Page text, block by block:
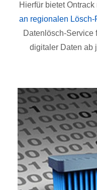
Hierfür bietet Ontrack
an regionalen Lösch-
Datenlösch-Service
digitaler Daten ab